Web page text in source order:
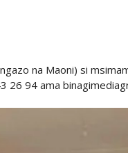
na Maoni) si
26 94 ama